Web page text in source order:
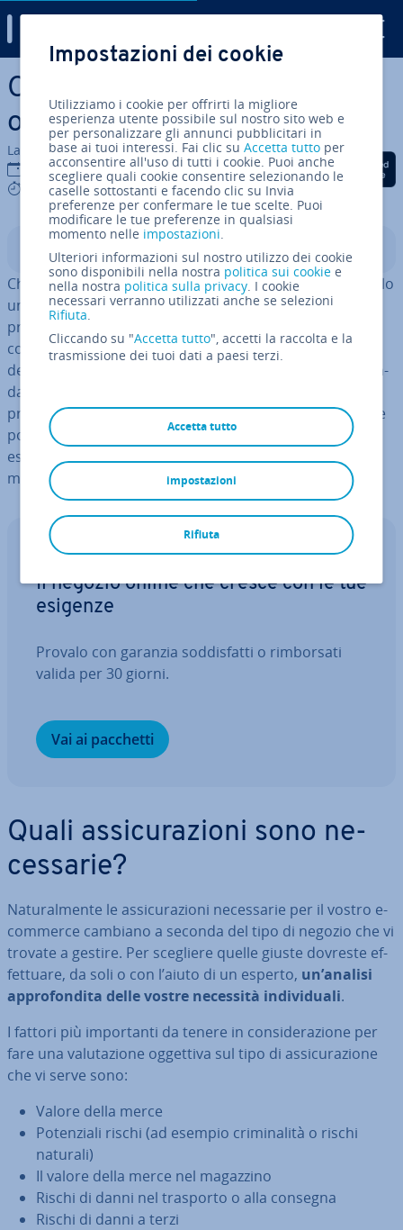
Vai al contenuto prin­ci­pa­le
Come as­si­cu­ra­re un negozio
online nel migliore dei modi
La redazione di IONOS
12 set 2023
4 mins
Condividi via Facebook
Condividi via Twitter
Condividi via
Indice
Chi ha un’attività propria lo sa bene: il negozio non è solo
un lavoro ma una parte fon­da­men­ta­le nella vita dell’im­
pren­di­to­re e questo vale anche nel caso di un e-
commerce. Con­si­de­ra­to l’enorme in­ve­sti­men­to di
denaro ed energie che un negozio online richiede, è fon­
da­men­ta­le scegliere l’as­si­cu­ra­zio­ne migliore che
protegga voi e il vostro negozio in caso di im­pre­vi­sti che
possono capitare anche in­di­pen­den­te­men­te da voi, ad
esempio furti di dati sensibili dei clienti o danni alla
merce.
Negozio online
Il negozio online che cresce con le tue
esigenze
Provalo con garanzia sod­di­sfat­ti o rim­bor­sa­ti
valida per 30 giorni.
Vai ai pacchetti
Quali as­si­cu­ra­zio­ni sono ne­
ces­sa­rie?
Na­tu­ral­men­te le as­si­cu­ra­zio­ni ne­ces­sa­rie per il vostro e-
commerce cambiano a seconda del tipo di negozio che vi
trovate a gestire. Per scegliere quelle giuste dovreste ef­
fet­tua­re, da soli o con l’aiuto di un esperto, un’analisi
ap­pro­fon­di­ta delle vostre necessità in­di­vi­dua­li.
I fattori più im­por­tan­ti da tenere in con­si­de­ra­zio­ne per
fare una va­lu­ta­zio­ne oggettiva sul tipo di as­si­cu­ra­zio­ne
che vi serve sono:
Valore della merce
Po­ten­zia­li rischi (ad esempio cri­mi­na­li­tà o rischi
naturali)
Il valore della merce nel magazzino
Rischi di danni nel trasporto o alla consegna
Rischi di danni a terzi
Impostazioni dei cookie
Utilizziamo i cookie per offrirti la migliore
esperienza utente possibile sul nostro sito web e
per personalizzare gli annunci pubblicitari in
base ai tuoi interessi. Fai clic suAccetta tutto per
acconsentire all'uso di tutti i cookie. Puoi anche
scegliere quali cookie consentire selezionando le
caselle sottostanti e facendo clic su Invia
preferenze per confermare le tue scelte. Puoi
modificare le tue preferenze in qualsiasi
momento nelle impostazioni.
Ulteriori informazioni sul nostro utilizzo dei cookie
sono disponibili nella nostra politica sui cookie e
nella nostra politica sulla privacy. I cookie
necessari verranno utilizzati anche se selezioni
Rifiuta.
Cliccando su "Accetta tutto", accetti la raccolta e la
trasmissione dei tuoi dati a paesi terzi.
Accetta tutto
Rifiuta
impostazioni